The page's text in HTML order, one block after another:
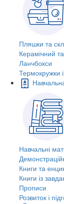
Пляшки та
Керамічний
Ланчбокси
Термокружки
Навчальні
Книги та
Книги із
Прописи
Розвиток і